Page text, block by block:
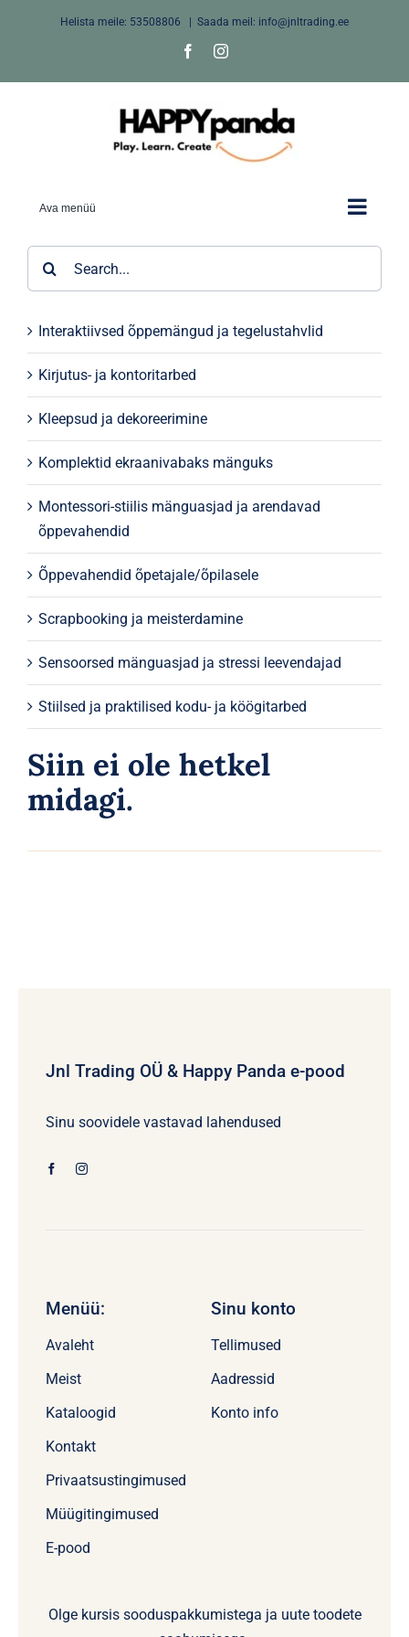
Helista meile: 53508806 Saada meil: info@jnltrading.ee
FacebookInstagram
Ava menüü
Interaktiivsed õppemängud ja tegelustahvlid
Kirjutus- ja kontoritarbed
Kleepsud ja dekoreerimine
Komplektid ekraanivabaks mänguks
Montessori-stiilis mänguasjad ja arendavad
õppevahendid
Õppevahendid õpetajale/õpilasele
Scrapbooking ja meisterdamine
Sensoorsed mänguasjad ja stressi leevendajad
Stiilsed ja praktilised kodu- ja köögitarbed
Siin ei ole hetkel
midagi.
Jnl Trading OÜ & Happy Panda e-pood
Sinu soovidele vastavad lahendused
Menüü:
Avaleht
Meist
Kataloogid
Kontakt
Privaatsustingimused
Müügitingimused
E-pood
Sinu konto
Tellimused
Aadressid
Konto info
Olge kursis sooduspakkumistega ja uute toodete